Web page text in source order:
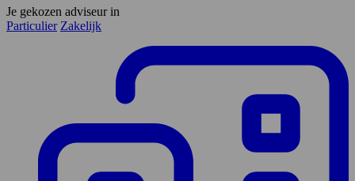
Je gekozen adviseur in
Particulier Zakelijk